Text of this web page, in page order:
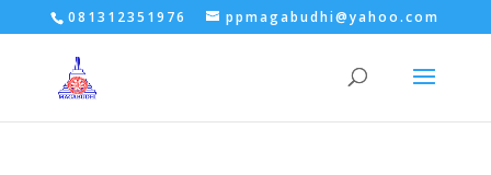
081312351976 ppmagabudhi@yahoo.com